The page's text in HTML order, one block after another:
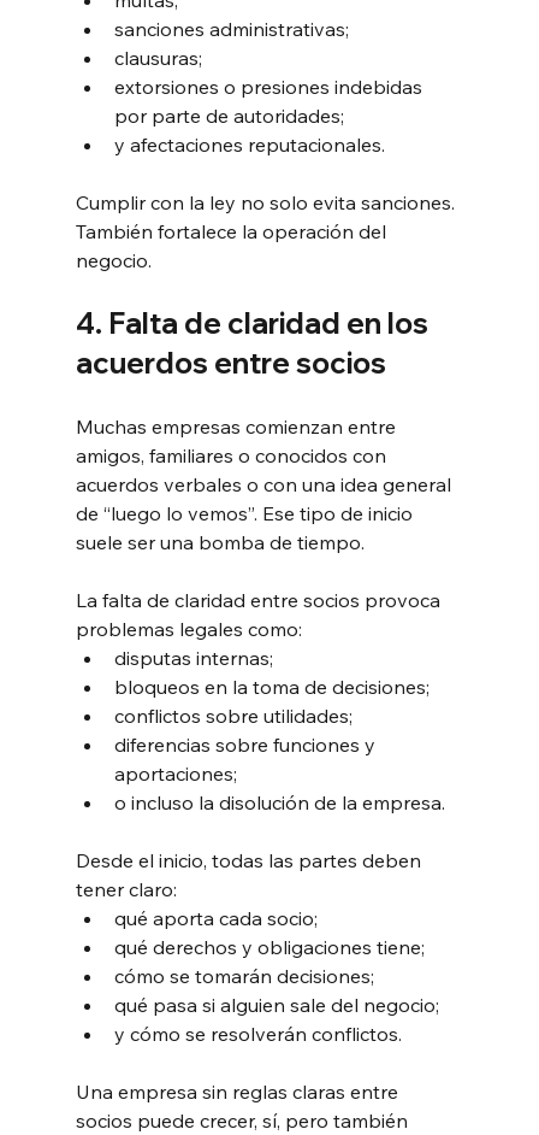
sanciones administrativas;
clausuras;
extorsiones o presiones indebidas
por parte de autoridades;
y afectaciones reputacionales.
Cumplir con la ley no solo evita sanciones.
También fortalece la operación del
negocio.
4. Falta de claridad en los
acuerdos entre socios
Muchas empresas comienzan entre
amigos, familiares o conocidos con
acuerdos verbales o con una idea general
de “luego lo vemos”. Ese tipo de inicio
suele ser una bomba de tiempo.
La falta de claridad entre socios provoca
problemas legales como:
disputas internas;
bloqueos en la toma de decisiones;
conflictos sobre utilidades;
diferencias sobre funciones y
aportaciones;
o incluso la disolución de la empresa.
Desde el inicio, todas las partes deben
tener claro:
qué aporta cada socio;
qué derechos y obligaciones tiene;
cómo se tomarán decisiones;
qué pasa si alguien sale del negocio;
y cómo se resolverán conflictos.
Una empresa sin reglas claras entre
socios puede crecer, sí, pero también